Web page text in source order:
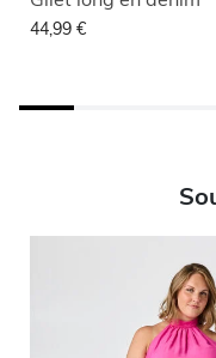
44,99 €